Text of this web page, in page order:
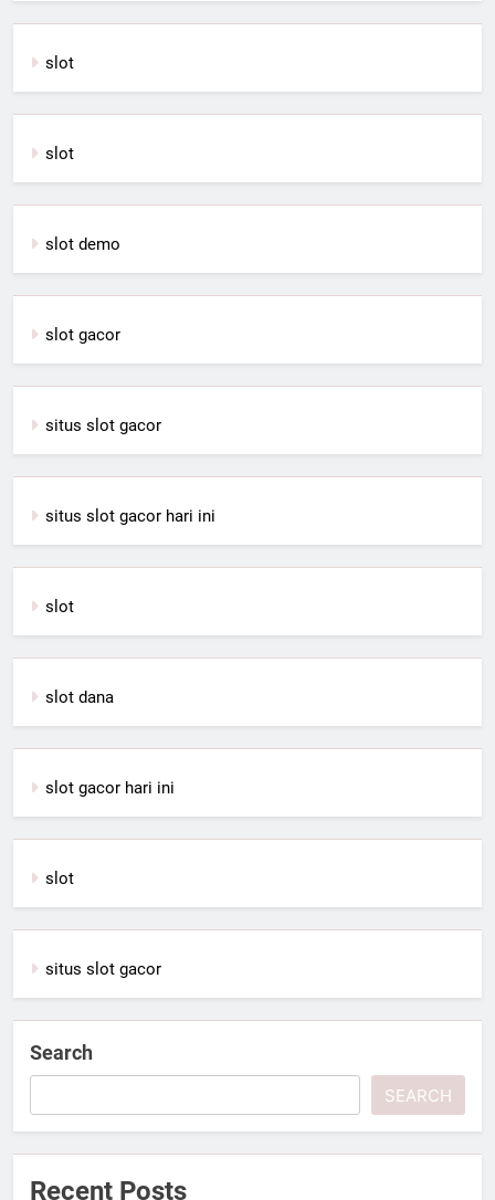
slot
slot
slot demo
slot gacor
situs slot gacor
situs slot gacor hari ini
slot
slot dana
slot gacor hari ini
slot
situs slot gacor
Search
SEARCH
Recent Posts